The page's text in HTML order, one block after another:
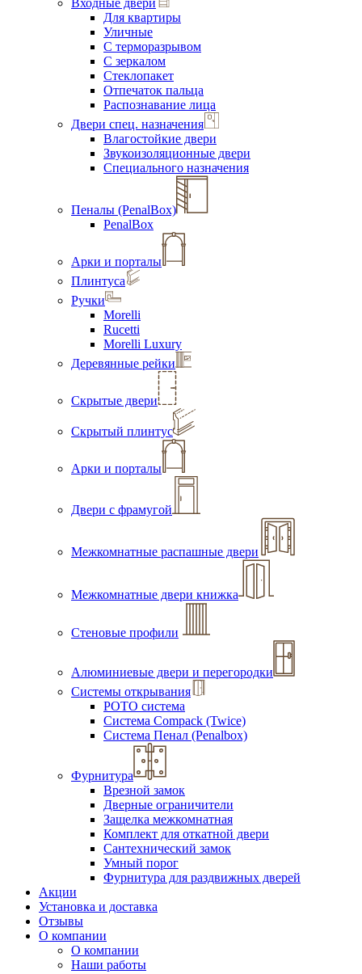
Входные двери
Для квартиры
Уличные
С терморазрывом
С зеркалом
Стеклопакет
Отпечаток пальца
Распознавание лица
Двери спец. назначения
Влагостойкие двери
Звукоизоляционные двери
Специального назначения
Пеналы (PenalBox)
PenalBox
Арки и порталы
Плинтуса
Ручки
Morelli
Rucetti
Morelli Luxury
Деревянные рейки
Скрытые двери
Скрытый плинтус
Арки и порталы
Двери с фрамугой
Межкомнатные распашные двери
Межкомнатные двери книжка
Стеновые профили
Алюминиевые двери и перегородки
Системы открывания
РОТО система
Система Compack (Twice)
Система Пенал (Penalbox)
Фурнитура
Врезной замок
Дверные ограничители
Защелка межкомнатная
Комплект для откатной двери
Сантехнический замок
Умный порог
Фурнитура для раздвижных дверей
Акции
Установка и доставка
Отзывы
О компании
О компании
Наши работы